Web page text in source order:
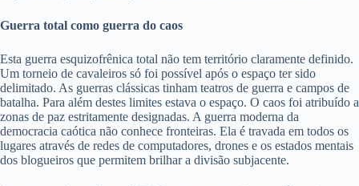
Guerra total como guerra do caos
Esta guerra esquizofrênica total não tem território claramente definido.
Um torneio de cavaleiros só foi possível após o espaço ter sido
delimitado. As guerras clássicas tinham teatros de guerra e campos de
batalha. Para além destes limites estava o espaço. O caos foi atribuído a
zonas de paz estritamente designadas. A guerra moderna da
democracia caótica não conhece fronteiras. Ela é travada em todos os
lugares através de redes de computadores, drones e os estados mentais
dos blogueiros que permitem brilhar a divisão subjacente.